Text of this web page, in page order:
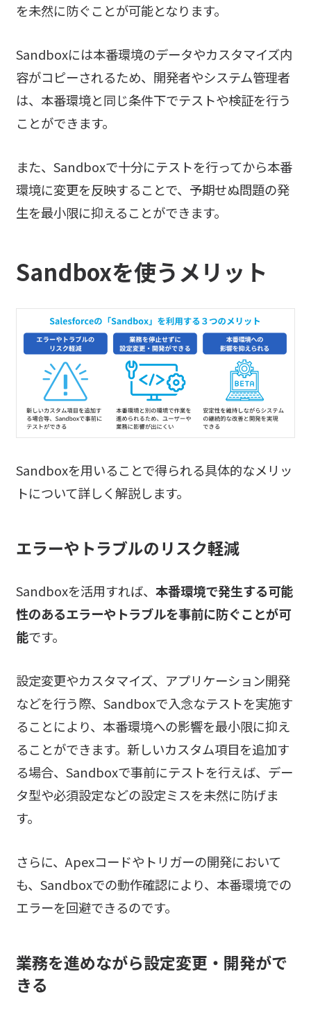
を未然に防ぐことが可能となります。
Sandboxには本番環境のデータやカスタマイズ内
容がコピーされるため、開発者やシステム管理者
は、本番環境と同じ条件下でテストや検証を行う
ことができます。
また、Sandboxで十分にテストを行ってから本番
環境に変更を反映することで、予期せぬ問題の発
生を最小限に抑えることができます。
Sandboxを使うメリット
Sandboxを用いることで得られる具体的なメリッ
トについて詳しく解説します。
エラーやトラブルのリスク軽減
Sandboxを活用すれば、 本番環境で発生する可能
性のあるエラーやトラブルを事前に防ぐことが可
能です。
設定変更やカスタマイズ、アプリケーション開発
などを行う際、Sandboxで入念なテストを実施す
ることにより、本番環境への影響を最小限に抑え
ることができます。新しいカスタム項目を追加す
る場合、Sandboxで事前にテストを行えば、デー
タ型や必須設定などの設定ミスを未然に防げま
す。
さらに、Apexコードやトリガーの開発において
も、Sandboxでの動作確認により、本番環境での
エラーを回避できるのです。
業務を進めながら設定変更・開発がで
きる